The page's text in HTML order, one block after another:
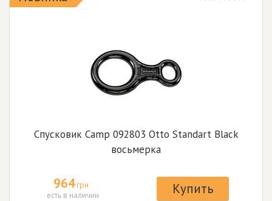
Спусковик Camp 092803 Otto Standart Black
восьмерка
964грн
есть в наличии Купить